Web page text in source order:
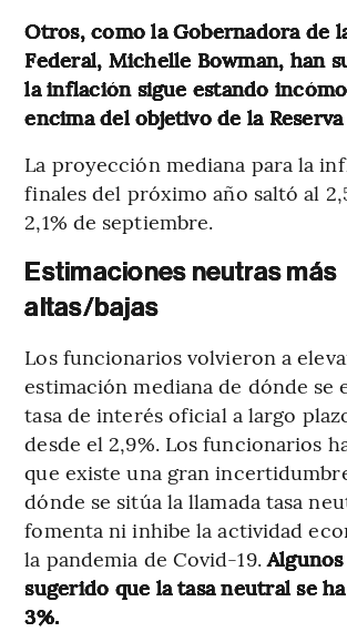
Otros, como la Gobernadora de
Federal, Michelle Bowman, han
la inflación sigue estando
encima del objetivo de la
La proyección mediana para la
finales del próximo año saltó al
2,1% de septiembre.
Estimaciones neutras más
altas/bajas
Los funcionarios volvieron a
estimación mediana de dónde se
tasa de interés oficial a largo
desde el 2,9%. Los funcionarios
que existe una gran
dónde se sitúa la llamada tasa
fomenta ni inhibe la actividad
la pandemia de Covid-19.
sugerido que la tasa neutral se
3%.